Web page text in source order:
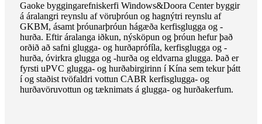
Gaoke byggingarefniskerfi Windows&Doora Center byggir
á áralangri reynslu af vöruþróun og hagnýtri reynslu af
GKBM, ásamt þróunarþróun hágæða kerfisglugga og -
hurða. Eftir áralanga iðkun, nýsköpun og þróun hefur það
orðið að safni glugga- og hurðaprófíla, kerfisglugga og -
hurða, óvirkra glugga og -hurða og eldvarna glugga. Það er
fyrsti uPVC glugga- og hurðabirgirinn í Kína sem tekur þátt
í og ​​​​staðist tvöfaldri vottun CABR kerfisglugga- og
hurðavöruvottun og tæknimats á glugga- og hurðakerfum.